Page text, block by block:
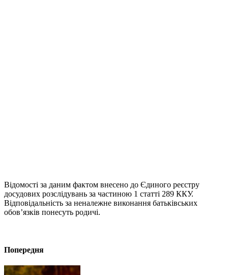
Відомості за даним фактом внесено до Єдиного реєстру
досудових розслідувань за частиною 1 статті 289 ККУ.
Відповідальність за неналежне виконання батьківських
обов’язків понесуть родичі.
Попередня